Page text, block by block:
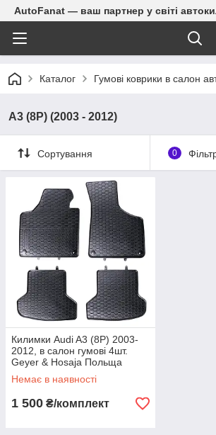
AutoFanat — ваш партнер у світі
Каталог Гумові коврики в салон
A3 (8P) (2003 - 2012)
Сортування 0
Килимки Audi A3 (8P) 2003-
2012, в салон гумові 4шт.
Geyer & Hosaja Польща
(839/4C)
Немає в наявності
1 500 ₴/комплект